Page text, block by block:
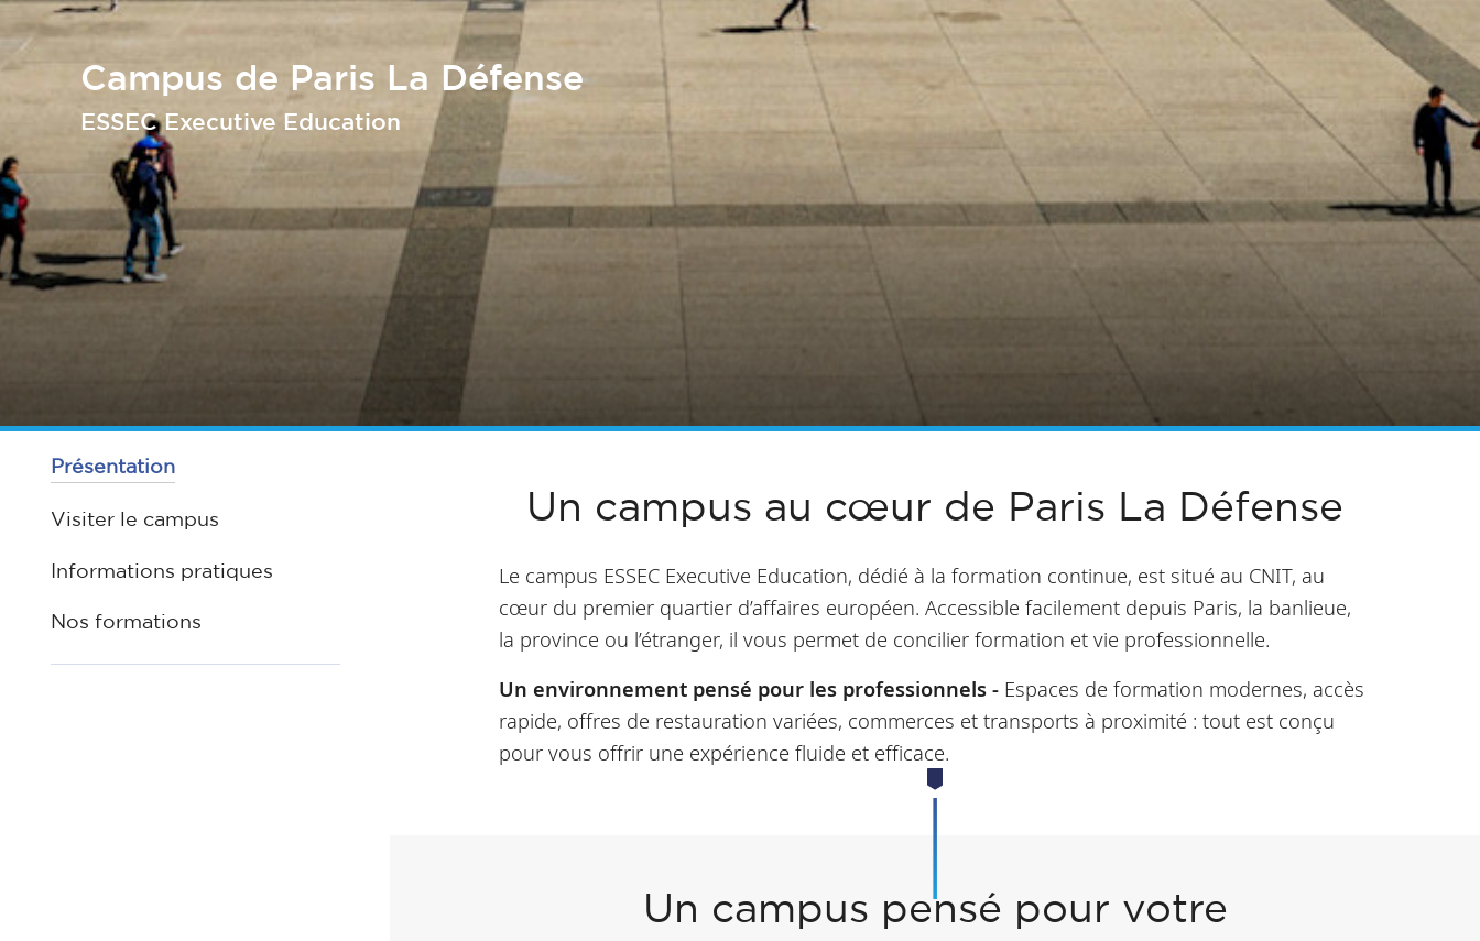
Campus de Paris La Défense
ESSEC Executive Education
Présentation
Visiter le campus
Informations pratiques
Nos formations
Un campus au cœur de Paris La Défense
Le campus ESSEC Executive Education, dédié à la formation continue, est situé au CNIT, au
cœur du premier quartier d’affaires européen. Accessible facilement depuis Paris, la banlieue,
la province ou l’étranger, il vous permet de concilier formation et vie professionnelle.
Un environnement pensé pour les professionnels - Espaces de formation modernes, accès
rapide, offres de restauration variées, commerces et transports à proximité : tout est conçu
pour vous offrir une expérience fluide et efficace.
Un campus pensé pour votre